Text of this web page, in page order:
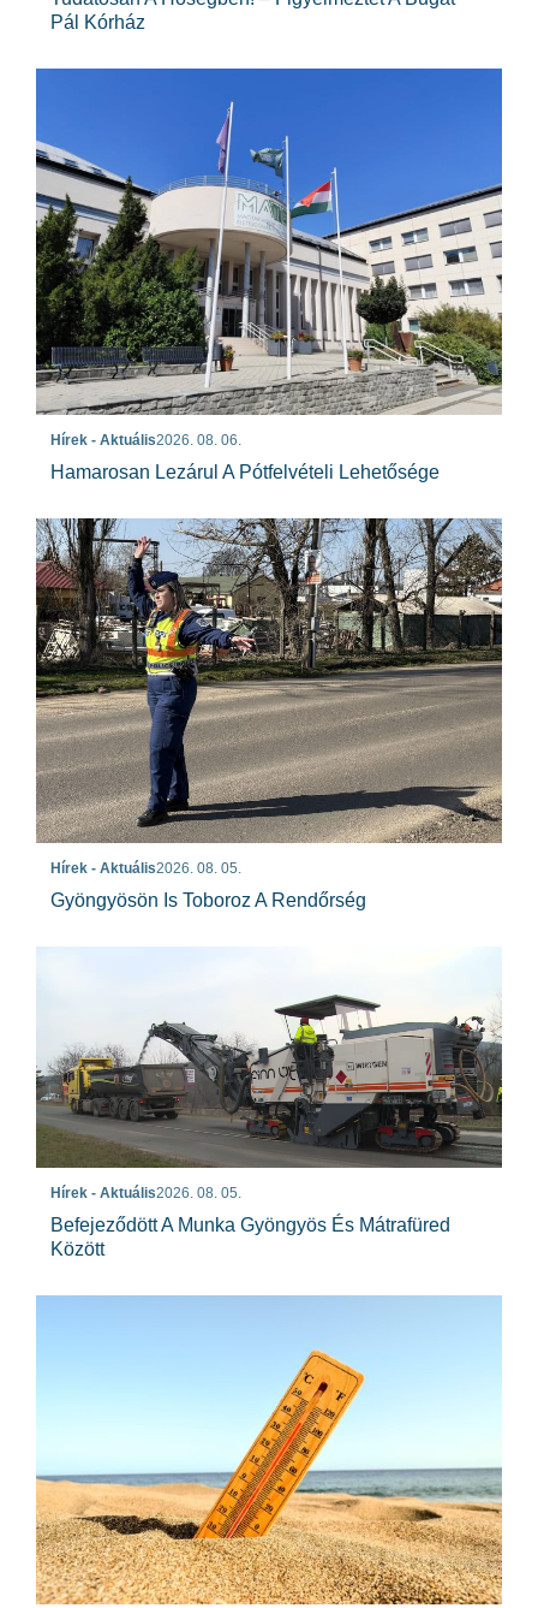
Pál Kórház
Hírek - Aktuális2026. 08. 06.
Hamarosan Lezárul A Pótfelvételi Lehetősége
Hírek - Aktuális2026. 08. 05.
Gyöngyösön Is Toboroz A Rendőrség
Hírek - Aktuális2026. 08. 05.
Befejeződött A Munka Gyöngyös És Mátrafüred
Között